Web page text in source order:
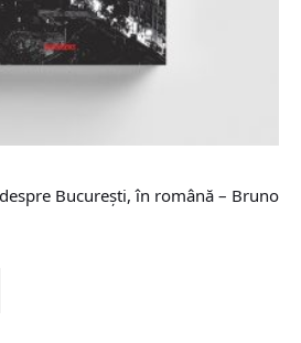
București, în română – Bruno